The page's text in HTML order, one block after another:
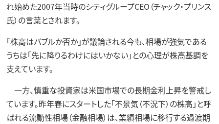
れ始めた2007年当時のシティグループCEO（チャック・プリンス
氏）の言葉とされます。
「株高はバブルか否か」が議論される今も、相場が強気である
うちは「先に降りるわけにはいかない」との心理が株高基調を
支えています。
一方、慎重な投資家は米国市場での長期金利上昇を警戒し
ています。昨年春にスタートした「不景気（不況下）の株高」と呼
ばれる流動性相場（金融相場）は、業績相場に移行する過渡期